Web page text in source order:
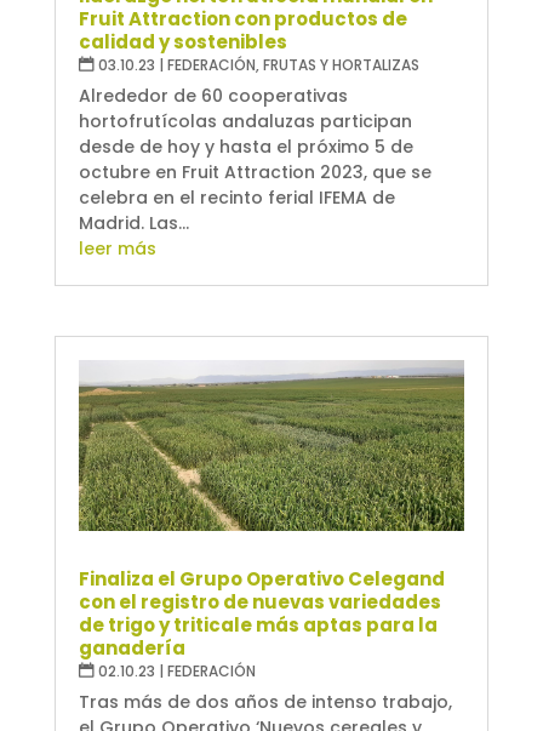
Fruit Attraction con productos de
calidad y sostenibles
03.10.23 | FEDERACIÓN,FRUTAS Y HORTALIZAS
Alrededor de 60 cooperativas
hortofrutícolas andaluzas participan
desde de hoy y hasta el próximo 5 de
octubre en Fruit Attraction 2023, que se
celebra en el recinto ferial IFEMA de
Madrid. Las...
leer más
Finaliza el Grupo Operativo Celegand
con el registro de nuevas variedades
de trigo y triticale más aptas para la
ganadería
02.10.23 | FEDERACIÓN
Tras más de dos años de intenso trabajo,